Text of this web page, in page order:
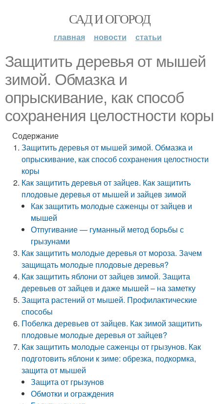
САД И ОГОРОД
главная новости статьи
Защитить деревья от мышей
зимой. Обмазка и
опрыскивание, как способ
сохранения целостности коры
Содержание
Защитить деревья от мышей зимой. Обмазка и
опрыскивание, как способ сохранения целостности
коры
Как защитить деревья от зайцев. Как защитить
плодовые деревья от мышей и зайцев зимой
Как защитить молодые саженцы от зайцев и
мышей
Отпугивание — гуманный метод борьбы с
грызунами
Как защитить молодые деревья от мороза. Зачем
защищать молодые плодовые деревья?
Как защитить яблони от зайцев зимой. Защита
деревьев от зайцев и даже мышей – на заметку
Защита растений от мышей. Профилактические
способы
Побелка деревьев от зайцев. Как зимой защитить
плодовые молодые деревья от зайцев?
Как защитить молодые саженцы от грызунов. Как
подготовить яблони к зиме: обрезка, подкормка,
защита от мышей
Защита от грызунов
Обмотки и ограждения